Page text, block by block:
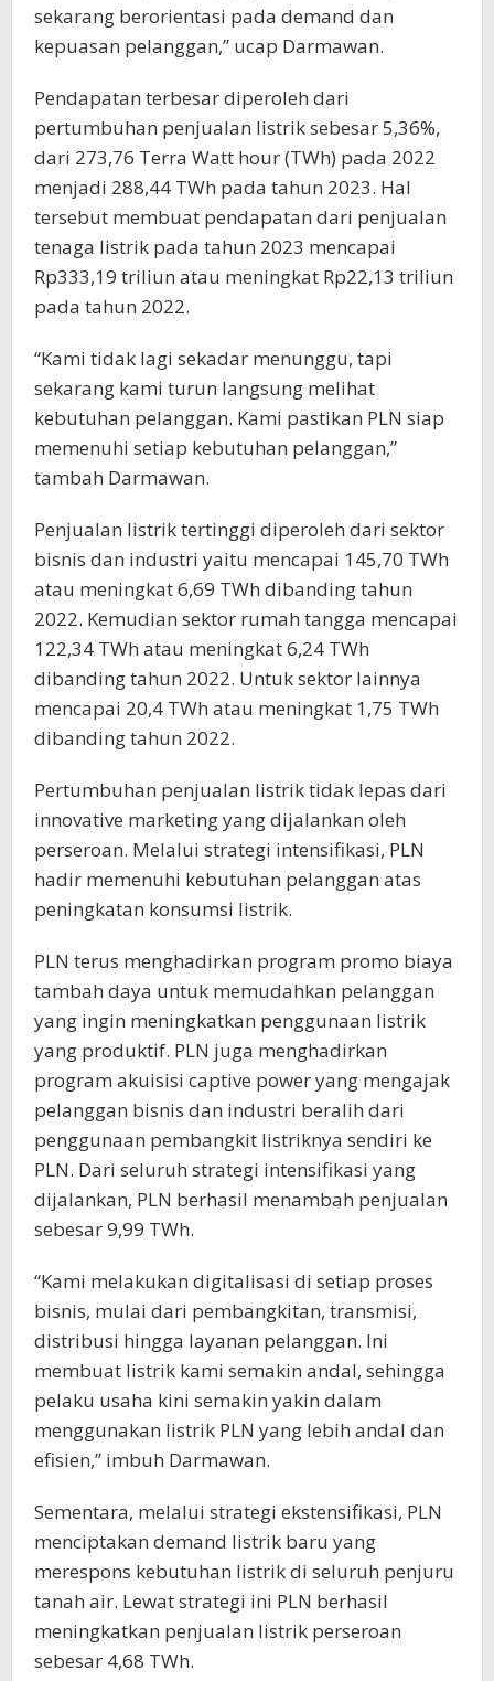
sekarang berorientasi pada demand dan
kepuasan pelanggan,” ucap Darmawan.
Pendapatan terbesar diperoleh dari
pertumbuhan penjualan listrik sebesar 5,36%,
dari 273,76 Terra Watt hour (TWh) pada 2022
menjadi 288,44 TWh pada tahun 2023. Hal
tersebut membuat pendapatan dari penjualan
tenaga listrik pada tahun 2023 mencapai
Rp333,19 triliun atau meningkat Rp22,13 triliun
pada tahun 2022.
“Kami tidak lagi sekadar menunggu, tapi
sekarang kami turun langsung melihat
kebutuhan pelanggan. Kami pastikan PLN siap
memenuhi setiap kebutuhan pelanggan,”
tambah Darmawan.
Penjualan listrik tertinggi diperoleh dari sektor
bisnis dan industri yaitu mencapai 145,70 TWh
atau meningkat 6,69 TWh dibanding tahun
2022. Kemudian sektor rumah tangga mencapai
122,34 TWh atau meningkat 6,24 TWh
dibanding tahun 2022. Untuk sektor lainnya
mencapai 20,4 TWh atau meningkat 1,75 TWh
dibanding tahun 2022.
Pertumbuhan penjualan listrik tidak lepas dari
innovative marketing yang dijalankan oleh
perseroan. Melalui strategi intensifikasi, PLN
hadir memenuhi kebutuhan pelanggan atas
peningkatan konsumsi listrik.
PLN terus menghadirkan program promo biaya
tambah daya untuk memudahkan pelanggan
yang ingin meningkatkan penggunaan listrik
yang produktif. PLN juga menghadirkan
program akuisisi captive power yang mengajak
pelanggan bisnis dan industri beralih dari
penggunaan pembangkit listriknya sendiri ke
PLN. Dari seluruh strategi intensifikasi yang
dijalankan, PLN berhasil menambah penjualan
sebesar 9,99 TWh.
“Kami melakukan digitalisasi di setiap proses
bisnis, mulai dari pembangkitan, transmisi,
distribusi hingga layanan pelanggan. Ini
membuat listrik kami semakin andal, sehingga
pelaku usaha kini semakin yakin dalam
menggunakan listrik PLN yang lebih andal dan
efisien,” imbuh Darmawan.
Sementara, melalui strategi ekstensifikasi, PLN
menciptakan demand listrik baru yang
merespons kebutuhan listrik di seluruh penjuru
tanah air. Lewat strategi ini PLN berhasil
meningkatkan penjualan listrik perseroan
sebesar 4,68 TWh.